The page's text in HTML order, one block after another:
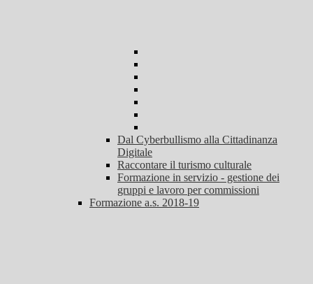
Dal Cyberbullismo alla Cittadinanza
Digitale
Raccontare il turismo culturale
Formazione in servizio - gestione dei
gruppi e lavoro per commissioni
Formazione a.s. 2018-19